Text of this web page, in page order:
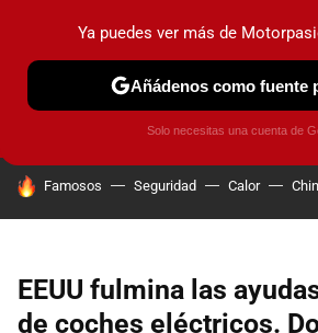
PRUEBAS COCHES ELÉCTRICOS
HOY SE HABLA DE
Famosos Seguridad Calor
EEUU fulmina las
de coches eléctricos.
Ya puedes ver más de
Añádenos como fuente
Solo necesitas una cuenta de